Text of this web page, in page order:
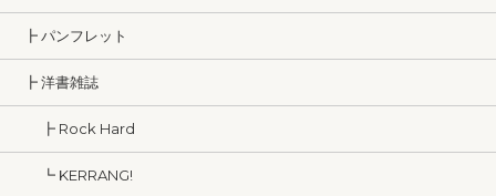
┣ パンフレット
┣ 洋書雑誌
┣ Rock Hard
┗ KERRANG!